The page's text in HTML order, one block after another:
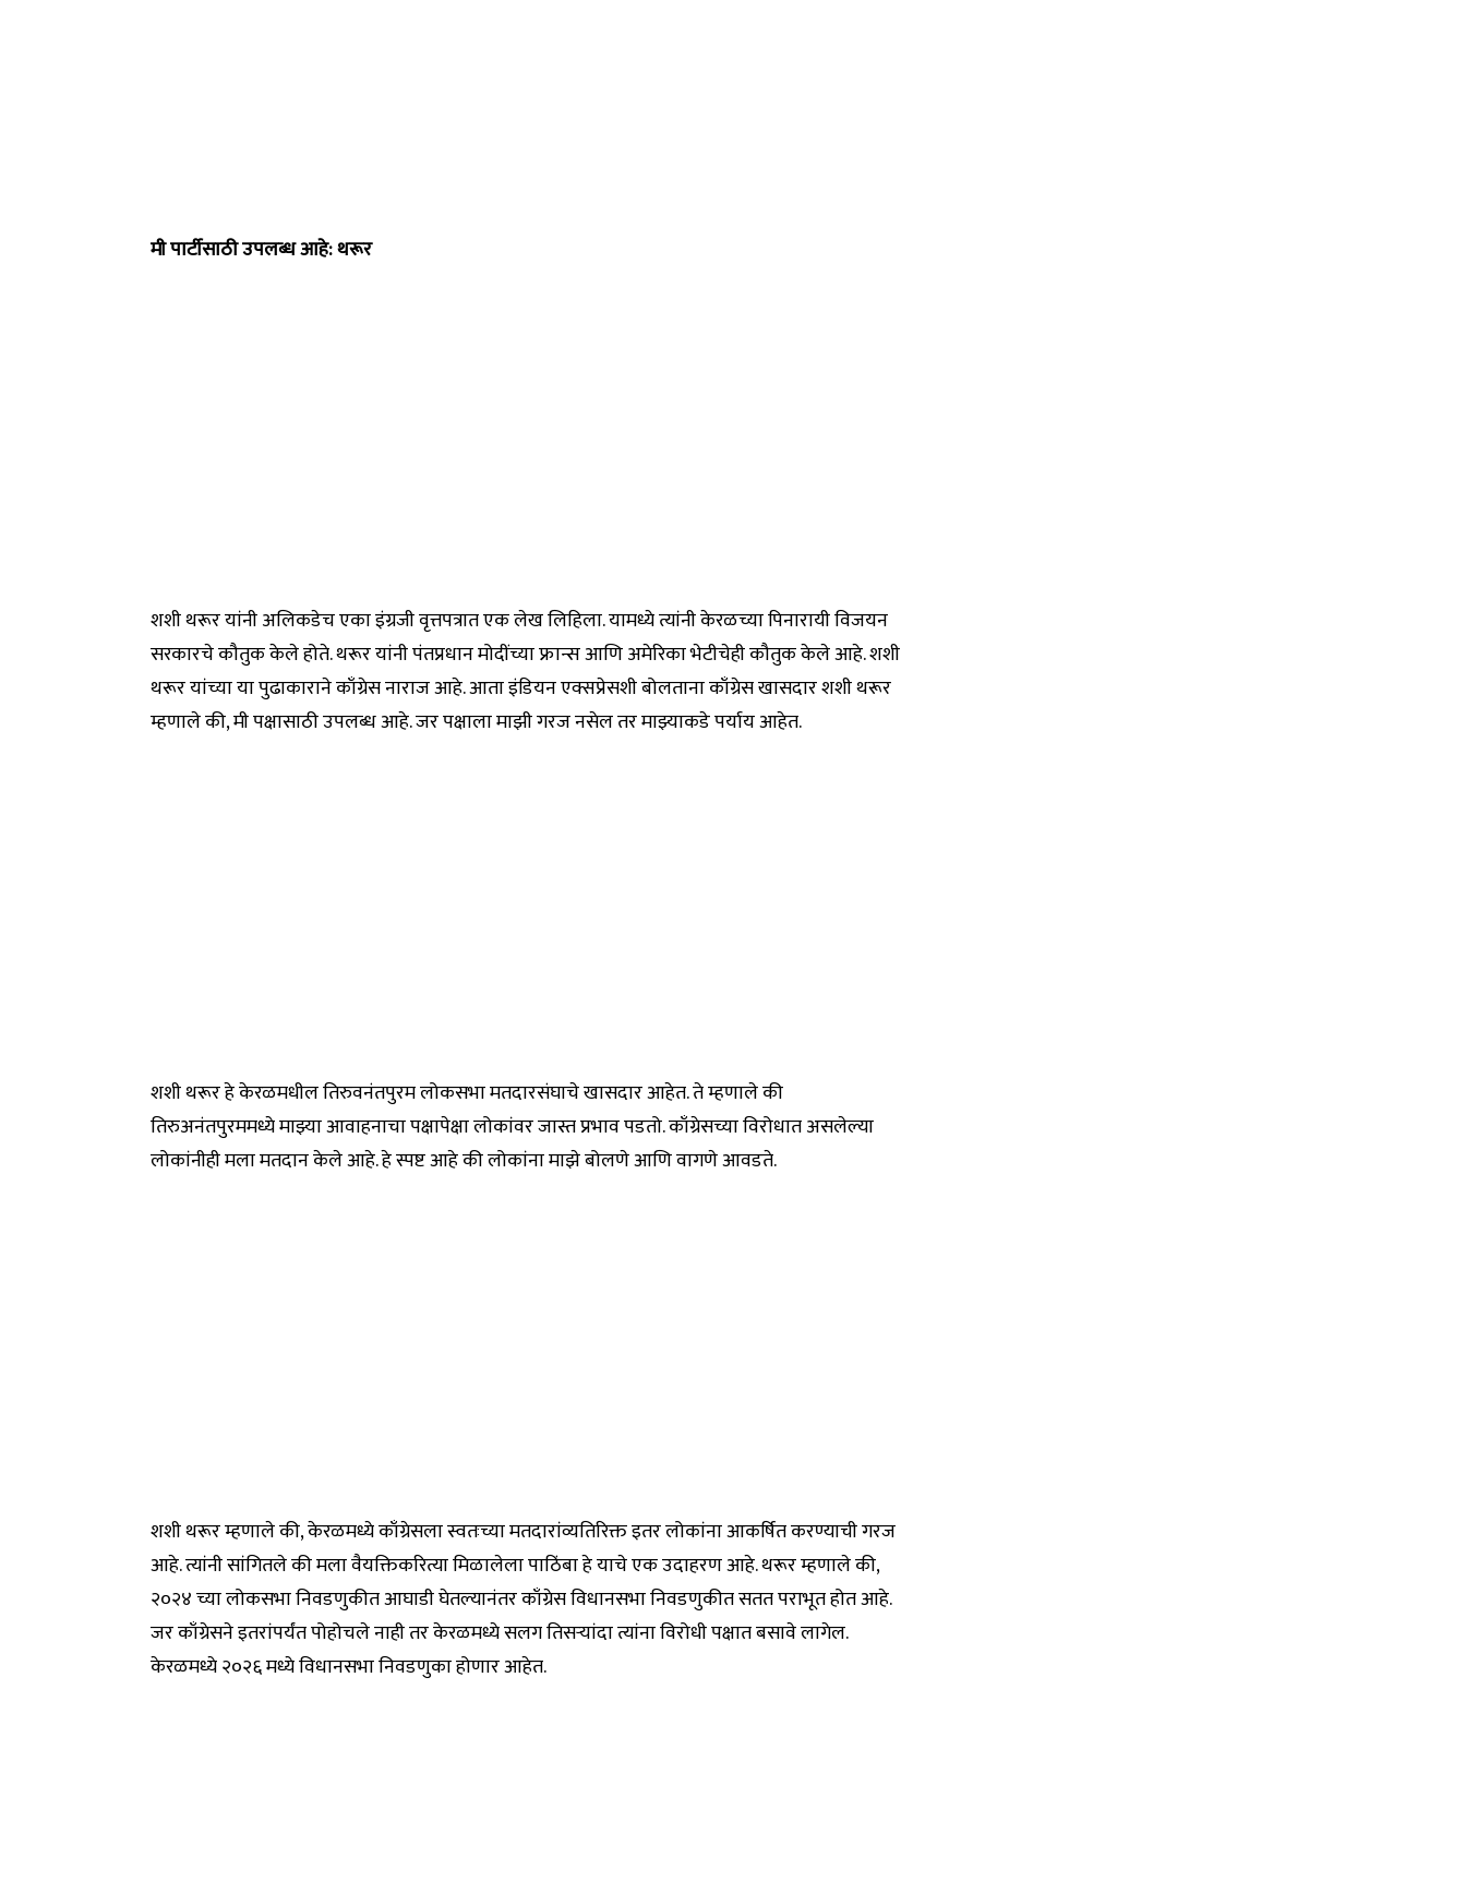
मी पार्टीसाठी उपलब्ध आहे: थरूर
शशी थरूर यांनी अलिकडेच एका इंग्रजी वृत्तपत्रात एक लेख लिहिला. यामध्ये त्यांनी केरळच्या पिनारायी विजयन
सरकारचे कौतुक केले होते. थरूर यांनी पंतप्रधान मोदींच्या फ्रान्स आणि अमेरिका भेटीचेही कौतुक केले आहे. शशी
थरूर यांच्या या पुढाकाराने काँग्रेस नाराज आहे. आता इंडियन एक्सप्रेसशी बोलताना काँग्रेस खासदार शशी थरूर
म्हणाले की, मी पक्षासाठी उपलब्ध आहे. जर पक्षाला माझी गरज नसेल तर माझ्याकडे पर्याय आहेत.
शशी थरूर हे केरळमधील तिरुवनंतपुरम लोकसभा मतदारसंघाचे खासदार आहेत. ते म्हणाले की
तिरुअनंतपुरममध्ये माझ्या आवाहनाचा पक्षापेक्षा लोकांवर जास्त प्रभाव पडतो. काँग्रेसच्या विरोधात असलेल्या
लोकांनीही मला मतदान केले आहे. हे स्पष्ट आहे की लोकांना माझे बोलणे आणि वागणे आवडते.
शशी थरूर म्हणाले की, केरळमध्ये काँग्रेसला स्वतःच्या मतदारांव्यतिरिक्त इतर लोकांना आकर्षित करण्याची गरज
आहे. त्यांनी सांगितले की मला वैयक्तिकरित्या मिळालेला पाठिंबा हे याचे एक उदाहरण आहे. थरूर म्हणाले की,
२०२४ च्या लोकसभा निवडणुकीत आघाडी घेतल्यानंतर काँग्रेस विधानसभा निवडणुकीत सतत पराभूत होत आहे.
जर काँग्रेसने इतरांपर्यंत पोहोचले नाही तर केरळमध्ये सलग तिसऱ्यांदा त्यांना विरोधी पक्षात बसावे लागेल.
केरळमध्ये २०२६ मध्ये विधानसभा निवडणुका होणार आहेत.